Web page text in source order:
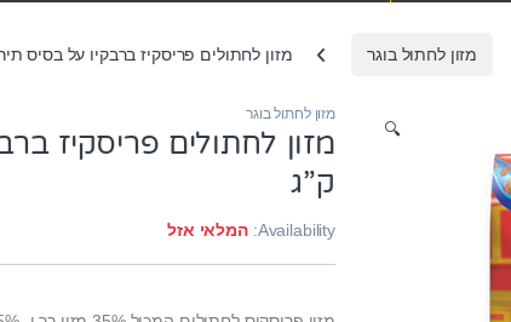
מזון לחתול בוגר מזון לחתולים פריסקיז ברבקיו על בסיס תירס 7
🔍
מזון לחתול בוגר
ק”ג
Availability: המלאי אזל